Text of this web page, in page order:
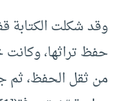
وقد شكلت الكتابة
حفظ تراثها،